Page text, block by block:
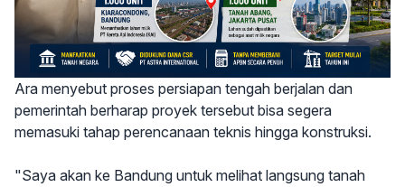
Ara menyebut proses persiapan tengah berjalan dan
pemerintah berharap proyek tersebut bisa segera
memasuki tahap perencanaan teknis hingga konstruksi.
"Saya akan ke Bandung untuk melihat langsung tanah